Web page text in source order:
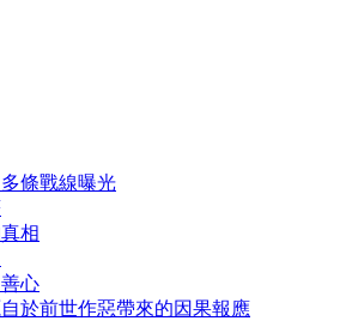
條戰線曝光
相
心
於前世作惡帶來的因果報應